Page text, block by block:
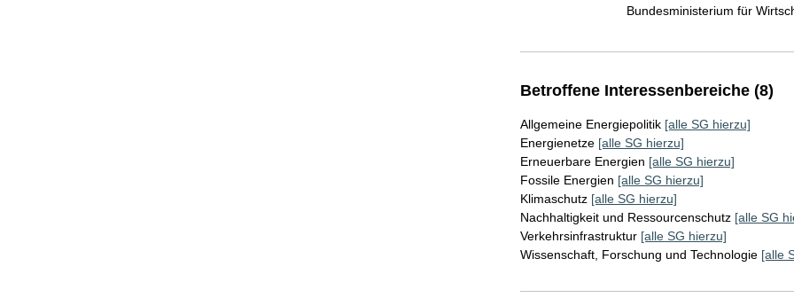
Bundesministerium für
Betroffene Interessenbereiche (8)
Allgemeine Energiepolitik [alle SG hierzu]
Energienetze [alle SG hierzu]
Erneuerbare Energien [alle SG hierzu]
Fossile Energien [alle SG hierzu]
Klimaschutz [alle SG hierzu]
Nachhaltigkeit und Ressourcenschutz [alle SG
Verkehrsinfrastruktur [alle SG hierzu]
Wissenschaft, Forschung und Technologie [alle